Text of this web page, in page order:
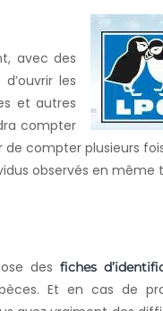
avec des
les
et autres
compter
compter plusieurs
observés en même
desfiches
Et en cas de